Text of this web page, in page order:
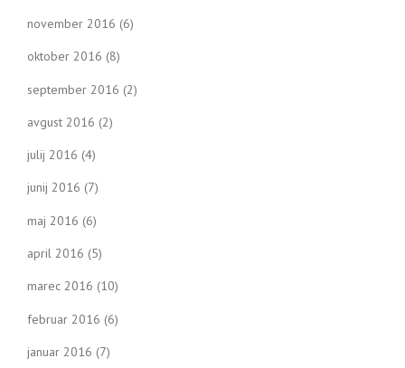
november 2016 (6)
oktober 2016 (8)
september 2016 (2)
avgust 2016 (2)
julij 2016 (4)
junij 2016 (7)
maj 2016 (6)
april 2016 (5)
marec 2016 (10)
februar 2016 (6)
januar 2016 (7)